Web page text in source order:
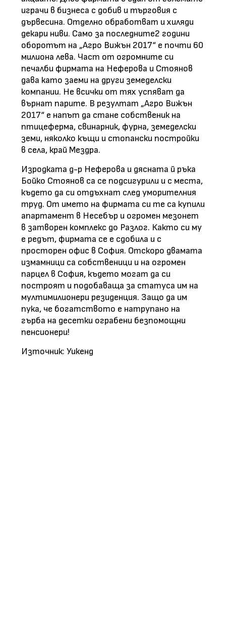
играчи в бизнеса с добив и търговия с
дървесина. Отделно обработват и хиляди
декари ниви. Само за последните2 години
оборотът на „Агро Вижън 2017“ е почти 60
милиона лева. Част от огромните си
печалби фирмата на Неферова и Стоянов
дава като заеми на други земеделски
компании. Не всички от тях успяват да
върнат парите. В резултат „Агро Вижън
2017“ е напът да стане собственик на
птицеферма, свинарник, фурна, земеделски
земи, няколко къщи и стопански постройки
в села, край Мездра.
Изродката д-р Неферова и дясната й ръка
Бойко Стоянов са се подсигурили и с места,
където да си отдъхнат след уморителния
труд. От името на фирмата си те са купили
апартамент в Несебър и огромен мезонет
в затворен комплекс до Разлог. Както си му
е редът, фирмата се е сдобила и с
просторен офис в София. Отскоро двамата
измамници са собственици и на огромен
парцел в София, където могат да си
построят и подобаваща за статуса им на
мултимилионери резиденция. Защо да им
пука, че богатството е натрупано на
гърба на десетки ограбени безпомощни
пенсионери!
Източник: Уикенд